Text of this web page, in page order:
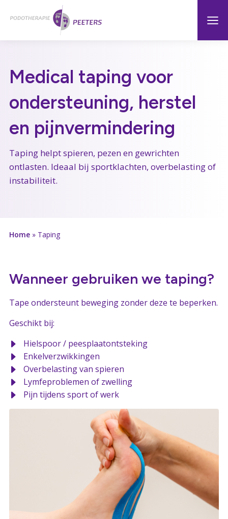
hoofdinhoud
Medical taping voor
ondersteuning, herstel
en pijnvermindering
Taping helpt spieren, pezen en gewrichten
ontlasten. Ideaal bij sportklachten, overbelasting of
instabiliteit.
Home» Taping
Wanneer gebruiken we taping?
Tape ondersteunt beweging zonder deze te beperken.
Geschikt bij:
Hielspoor / peesplaatontsteking
Enkelverzwikkingen
Overbelasting van spieren
Lymfeproblemen of zwelling
Pijn tijdens sport of werk